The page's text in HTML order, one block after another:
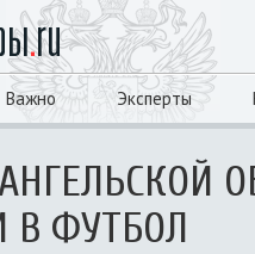
Важно Эксперты
В ФУТБОЛ